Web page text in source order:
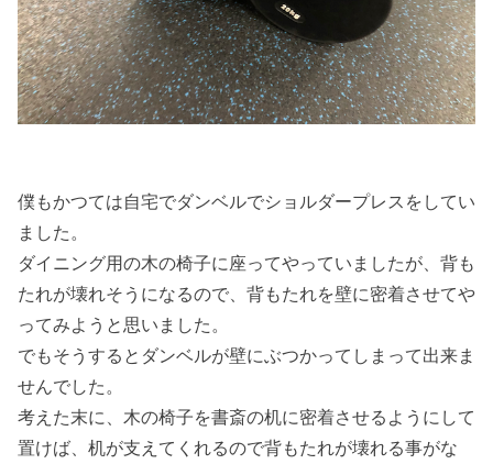
僕もかつては自宅でダンベルでショルダープレスをしてい
ました。
ダイニング用の木の椅子に座ってやっていましたが、背も
たれが壊れそうになるので、背もたれを壁に密着させてや
ってみようと思いました。
でもそうするとダンベルが壁にぶつかってしまって出来ま
せんでした。
考えた末に、木の椅子を書斎の机に密着させるようにして
置けば、机が支えてくれるので背もたれが壊れる事がな